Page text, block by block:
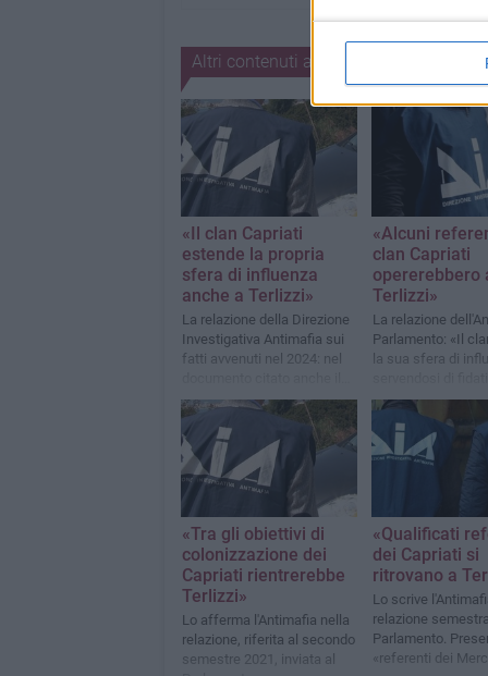
Altri contenuti a tema
«Il clan Capriati
estende la propria
sfera di influenza
anche a Terlizzi»
La relazione della Direzione
Investigativa Antimafia sui
fatti avvenuti nel 2024: nel
gruppo Dello Russo-Ficco
«Alcuni
clan Capriati
opererebbero
Terlizzi»
La relazione
Parlamento: «Il
la sua sfera di
referenti»
«Tra gli obiettivi di
colonizzazione dei
Capriati rientrerebbe
Terlizzi»
Lo afferma l'Antimafia nella
relazione, riferita al secondo
semestre 2021, inviata al
«Qualificati
dei Capriati si
ritrovano a
Lo scrive
relazione
Parlamento.
«referenti dei